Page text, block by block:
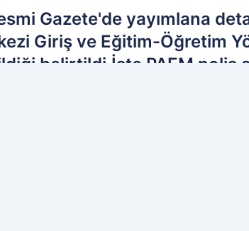
Gazete'de yayımlana
Giriş ve Eğitim-Öğretim
belirtildi.İşte PAEM polis